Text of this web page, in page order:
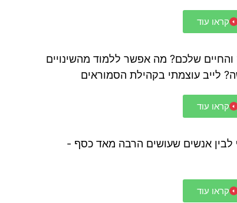
קראו עוד
שלכם? מה אפשר ללמוד מהשינויים
לייב עוצמתי בקהילת הסמוראים
קראו עוד
לבין אנשים שעושים הרבה מאד כסף -
קראו עוד